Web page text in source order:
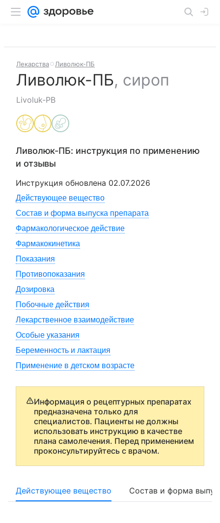
Лекарства Ливолюк-ПБ
Ливолюк-ПБ, сироп
Livoluk-PB
Ливолюк-ПБ: инструкция по применению
и отзывы
Инструкция обновлена 02.07.2026
Действующее вещество
Состав и форма выпуска препарата
Фармакологическое действие
Фармакокинетика
Показания
Противопоказания
Дозировка
Побочные действия
Лекарственное взаимодействие
Особые указания
Беременность и лактация
Применение в детском возрасте
Информация о рецептурных препаратах
предназначена только для
специалистов. Пациенты не должны
использовать инструкцию в качестве
плана самолечения. Перед применением
проконсультируйтесь с врачом.
Действующее вещество Состав и форма